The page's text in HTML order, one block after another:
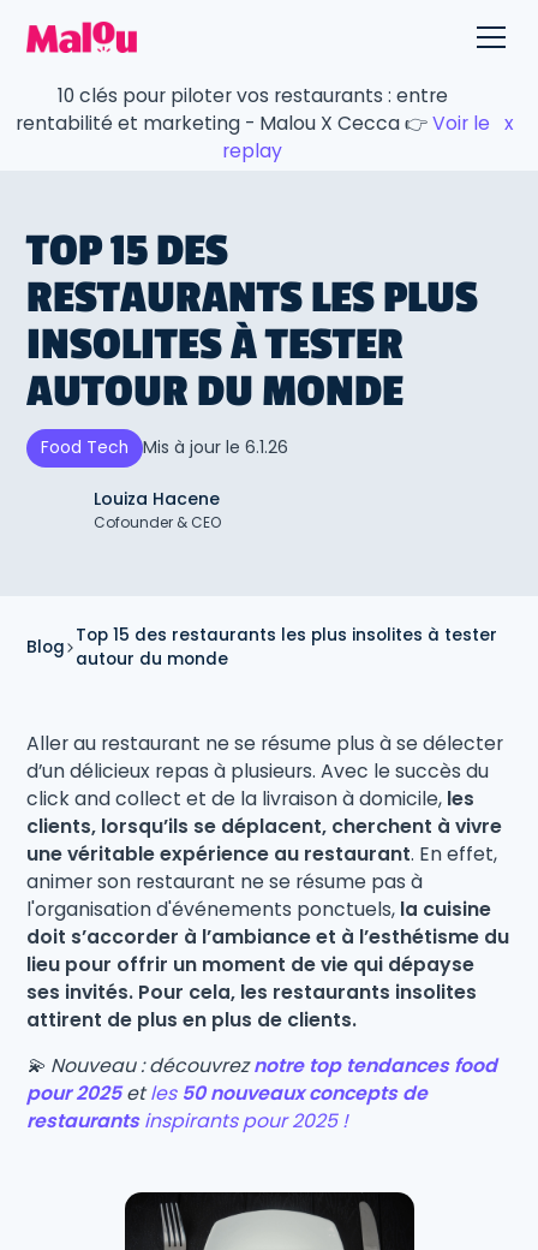
10 clés pour piloter vos restaurants : entre
rentabilité et marketing - Malou X Cecca 👉Voir le
replay
x
TOP 15 DES
RESTAURANTS LES PLUS
INSOLITES À TESTER
AUTOUR DU MONDE
Food Tech Mis à jour le 6.1.26
Louiza Hacene
Cofounder & CEO
Blog
Top 15 des restaurants les plus insolites à tester
autour du monde
Aller au restaurant ne se résume plus à se délecter
d’un délicieux repas à plusieurs. Avec le succès du
click and collect et de la livraison à domicile, les
clients, lorsqu’ils se déplacent, cherchent à vivre
une véritable expérience au restaurant. En effet,
animer son restaurant ne se résume pas à
l'organisation d'événements ponctuels, la cuisine
doit s’accorder à l’ambiance et à l’esthétisme du
lieu pour offrir un moment de vie qui dépayse
ses invités. Pour cela, les restaurants insolites
attirent de plus en plus de clients.
💫 Nouveau : découvreznotre top tendances food
pour 2025etles 50 nouveaux concepts de
restaurantsinspirants pour 2025 !